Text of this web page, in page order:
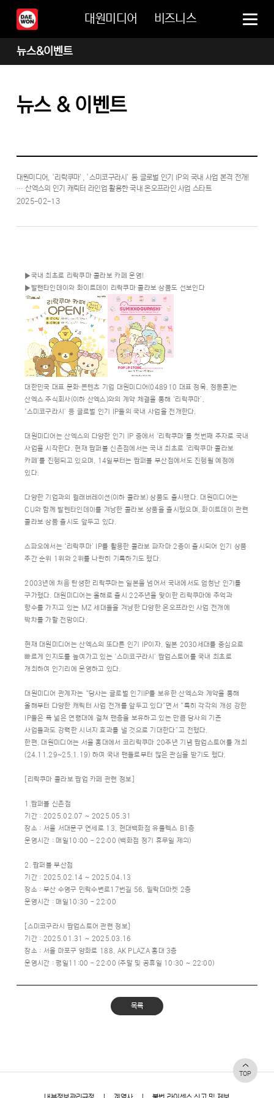
대원미디어 비즈니스
뉴스&이벤트
뉴스 & 이벤트
대원미디어, ‘리락쿠마’, ‘스미코구라시’ 등 글로벌 인기 IP의 국내 사업 본격 전개!
… 산엑스의 인기 캐릭터 라인업 활용한 국내 온오프라인 사업 스타트
2025-02-13
▶국내 최초로 리락쿠마 콜라보 카페 운영!
▶발랜타인데이와 화이트데이 리락쿠마 콜라보 상품도 선보인다
대한민국 대표 문화∙콘텐츠 기업 대원미디어(048910 대표 정욱, 정동훈)는
산엑스 주식회사(이하 산엑스)와의 계약 체결을 통해 ‘리락쿠마’,
‘스미코구라시’ 등 글로벌 인기 IP들의 국내 사업을 전개한다.
대원미디어는 산엑스의 다양한 인기 IP 중에서 ‘리락쿠마’를 첫번째 주자로 국내
사업을 시작한다. 현재 팝퍼블 신촌점에서는 국내 최초로 ‘리락쿠마 콜라보
카페’를 진행되고 있으며, 14일부터는 팝퍼블 부산점에서도 진행될 예정에
있다.
다양한 기업과의 컬래버레이션(이하 콜라보) 상품도 출시됐다. 대원미디어는
CU와 함께 발렌타인데이를 겨낭한 콜라보 상품을 출시했으며, 화이트데이 관련
콜라보 상품 출시도 앞두고 있다.
스파오에서는 ‘리락쿠마’ IP를 활용한 콜라보 파자마 2종이 출시되어 인기 상품
주간 순위 1위와 2위를 나란히 기록하기도 했다.
2003년에 처음 탄생한 리락쿠마는 일본을 넘어서 국내에서도 엄청난 인기를
구가했다. 대원미디어는 올해로 출시 22주년을 맞이한 리락쿠마에 추억과
향수를 가지고 있는 MZ 세대들을 겨냥한 다양한 온오프라인 사업 전개에
박차를 가할 전망이다.
현재 대원미디어는 산엑스의 또다른 인기 IP이자, 일본 2030세대를 중심으로
빠르게 인지도를 높여가고 있는 ‘스미코구라시’ 팝업스토어를 국내 최초로
개최하여 인기리에 운영하고 있다.
대원미디어 관계자는 “당사는 글로벌 인기IP를 보유한 산엑스와 계약을 통해
올해부터 다양한 캐릭터 사업 전개를 앞두고 있다”면서 “특히 각각의 개성 강한
IP들은 폭 넓은 연령대에 걸쳐 팬층을 보유하고 있는 만큼 당사의 기존
사업들과도 강력한 시너지 효과를 낼 것으로 기대한다”고 전했다.
한편, 대원미디어는 서울 홍대에서 코리락쿠마 20주년 기념 팝업스토어를 개최
(24.11.29~25.1.19) 하여 국내 팬들로부터 많은 관심을 받기도 했다.
[리락쿠마 콜라보 팝업 카페 관련 정보]
1.팝퍼블 신촌점
기간 : 2025.02.07 ~ 2025.05.31
장소 : 서울 서대문구 연세로 13, 현대백화점 유플렉스 B1층
운영시간 : 매일10:00 - 22:00 (백화점 정기 휴무일 제외)
2. 팝퍼블 부산점
기간 : 2025.02.14 ~ 2025.04.13
장소 : 부산 수영구 민락수변로17번길 56, 밀락더마켓 2층
운영시간 : 매일10:30 - 22:00
[스미코구라시 팝업스토어 관련 정보]
기간 : 2025.01.31 ~ 2025.03.16
장소 : 서울 마포구 양화로 188, AK PLAZA 홍대 3층
운영시간 : 평일11:00 - 22:00 (주말 및 공휴일 10:30 ~ 22:00)
목록
TOP